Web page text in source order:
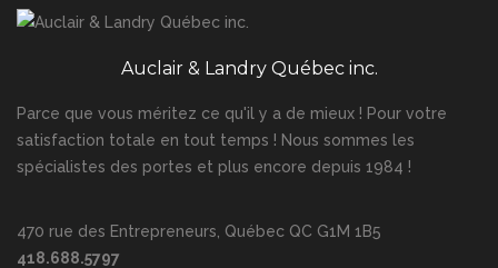
Auclair & Landry Québec inc.
Parce que vous méritez ce qu'il y a de mieux ! Pour votre
satisfaction totale en tout temps ! Nous sommes les
spécialistes des portes et plus encore depuis 1984 !
470 rue des Entrepreneurs, Québec QC G1M 1B5
418.688.5797